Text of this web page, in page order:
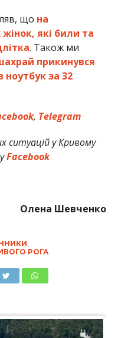
що на
які били та
. Також ми
прикинувся
за 32
, Telegram
ситуацій у Кривому
Facebook
Олена Шевченко
РОГА